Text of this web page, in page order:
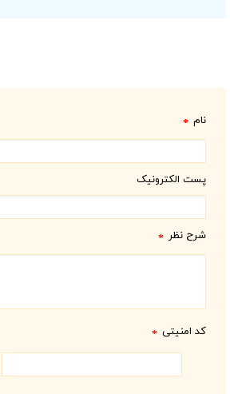
نام *
پست الکترونیک
شرح نظر *
کد امنیتی *